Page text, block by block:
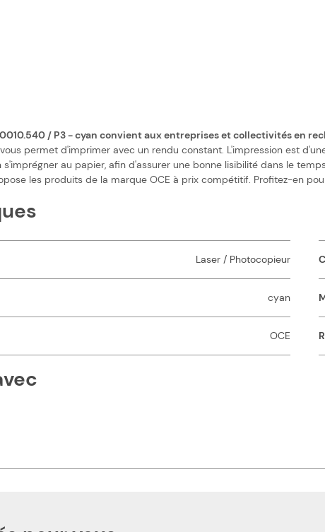
/ P3 - cyan convient aux entreprises et collectivités en
vous permet d'imprimer avec un rendu constant. L'impression est
au papier, afin d'assurer une bonne lisibilité dans le
les produits de la marque OCE à prix compétitif. Profitez-en
Laser / Photocopieur
cyan
OCE